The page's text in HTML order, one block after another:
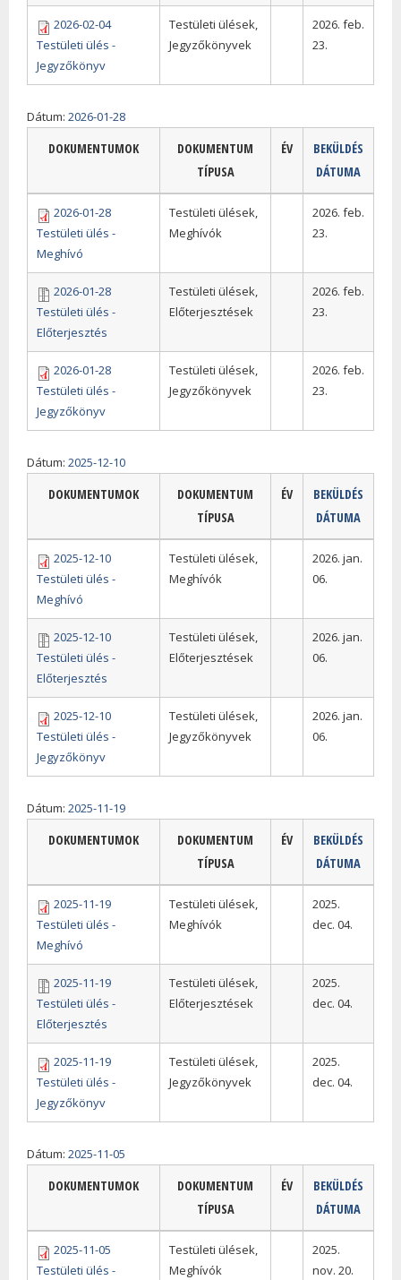
2026-02-04
Testületi ülés -
Jegyzőkönyv
Testületi ülések,
Jegyzőkönyvek
2026. feb.
23.
Dátum: 2026-01-28
DOKUMENTUMOK
DOKUMENTUM
TÍPUSA
ÉV
BEKÜLDÉS
DÁTUMA
2026-01-28
Testületi ülés -
Meghívó
Testületi ülések,
Meghívók
2026. feb.
23.
2026-01-28
Testületi ülés -
Előterjesztés
Testületi ülések,
Előterjesztések
2026. feb.
23.
2026-01-28
Testületi ülés -
Jegyzőkönyv
Testületi ülések,
Jegyzőkönyvek
2026. feb.
23.
Dátum: 2025-12-10
DOKUMENTUMOK
DOKUMENTUM
TÍPUSA
ÉV
BEKÜLDÉS
DÁTUMA
2025-12-10
Testületi ülés -
Meghívó
Testületi ülések,
Meghívók
2026. jan.
06.
2025-12-10
Testületi ülés -
Előterjesztés
Testületi ülések,
Előterjesztések
2026. jan.
06.
2025-12-10
Testületi ülés -
Jegyzőkönyv
Testületi ülések,
Jegyzőkönyvek
2026. jan.
06.
Dátum: 2025-11-19
DOKUMENTUMOK
DOKUMENTUM
TÍPUSA
ÉV
BEKÜLDÉS
DÁTUMA
2025-11-19
Testületi ülés -
Meghívó
Testületi ülések,
Meghívók
2025.
dec. 04.
2025-11-19
Testületi ülés -
Előterjesztés
Testületi ülések,
Előterjesztések
2025.
dec. 04.
2025-11-19
Testületi ülés -
Jegyzőkönyv
Testületi ülések,
Jegyzőkönyvek
2025.
dec. 04.
Dátum: 2025-11-05
DOKUMENTUMOK
DOKUMENTUM
TÍPUSA
ÉV
BEKÜLDÉS
DÁTUMA
2025-11-05
Testületi ülés -
Testületi ülések,
Meghívók
2025.
nov. 20.